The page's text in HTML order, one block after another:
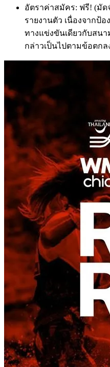
อัตราค่าสมัคร: ฟรี! (มัด
รายงานตัว เนื่องจากป้
ทางแข่งขันเดียวกับสน
กล่าวเป็นไปตามข้อตก